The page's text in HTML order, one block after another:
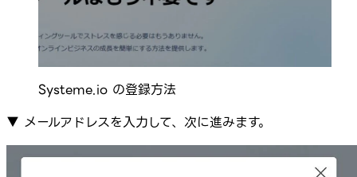
Systeme.io の登録方法
▼ メールアドレスを入力して、次に進みます。